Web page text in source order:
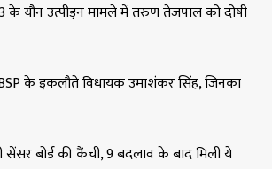
के यौन उत्पीड़न मामले में तरुण तेजपाल को दोषी
के इकलौते विधायक उमाशंकर सिंह, जिनका
बोर्ड की कैंची, 9 बदलाव के बाद मिली ये